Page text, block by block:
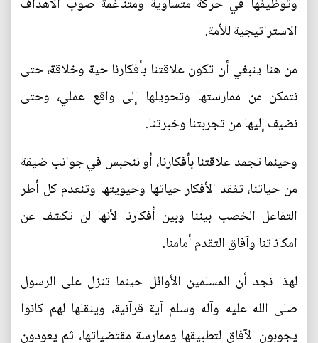
الاستراتيجية للأمة.
من هنا ينبغي أن تكون علاقتنا بأفكارنا حية وخلاقة، حتى
نتمكن من ممارستها وتحويلها إلى واقع عملي، وحتى
نضيف إليها من تجربتنا وخبرتنا.
وحينما تجمد علاقتنا بأفكارنا، أو ننحبس في جوانب ضيقة
من حياتنا، تفقد الأفكار حياتها وحيويتها وتنعدم كل أطر
التفاعل الخصب بيننا وبين أفكارنا لأنها لن تكشف عن
امكاناتنا وآفاق التقدم أمامنا.
لهذا نجد أن المسلمين الأوائل حينما تنزل على الرسول
صلى الله عليه وآله وسلم آية قرآنية، وينقلها لهم كانوا
يجوبون الآفاق لتطبيقها وممارسة مقتضياتها، ثم يعودون